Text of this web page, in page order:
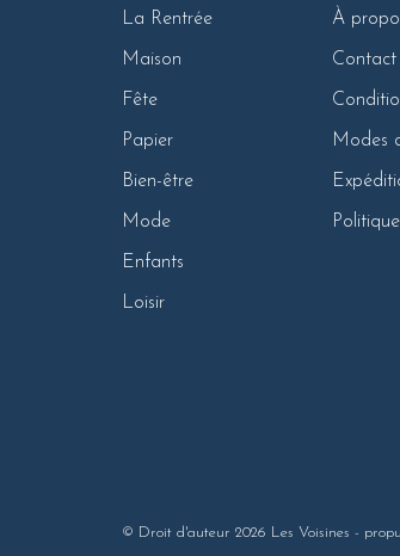
La Rentrée
Maison
Fête
Papier
Bien-être
Mode
Enfants
Loisir
À
Contact
Modes
© Droit d'auteur 2026 Les Voisines -